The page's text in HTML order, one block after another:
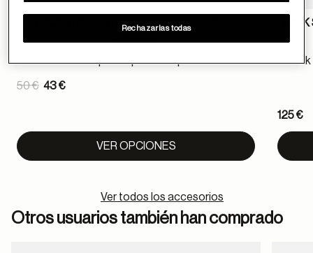
PACK TRIMESTRAL SILICONA PREMIUM -
ADVANCE
Miopía / Hipermetropía
Price reduced from
50 € 43 €
VER OPCIONES
Pack
125 €
Ver todos los accesorios
Otros usuarios también han comprado
Rechazarlas todas